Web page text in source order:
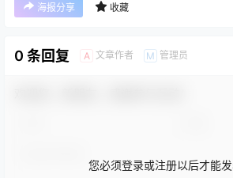
海报分享 收藏
0 条回复 A 文章作者 M 管理员
您必须登录或注册以后才能